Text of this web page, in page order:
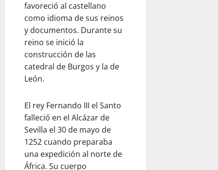
favoreció al castellano
como idioma de sus reinos
y documentos. Durante su
reino se inició la
construcción de las
catedral de Burgos y la de
León.
El rey Fernando III el Santo
falleció en el Alcázar de
Sevilla el 30 de mayo de
1252 cuando preparaba
una expedición al norte de
África. Su cuerpo